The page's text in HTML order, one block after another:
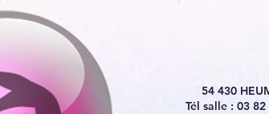
54 430
Tél salle : 03